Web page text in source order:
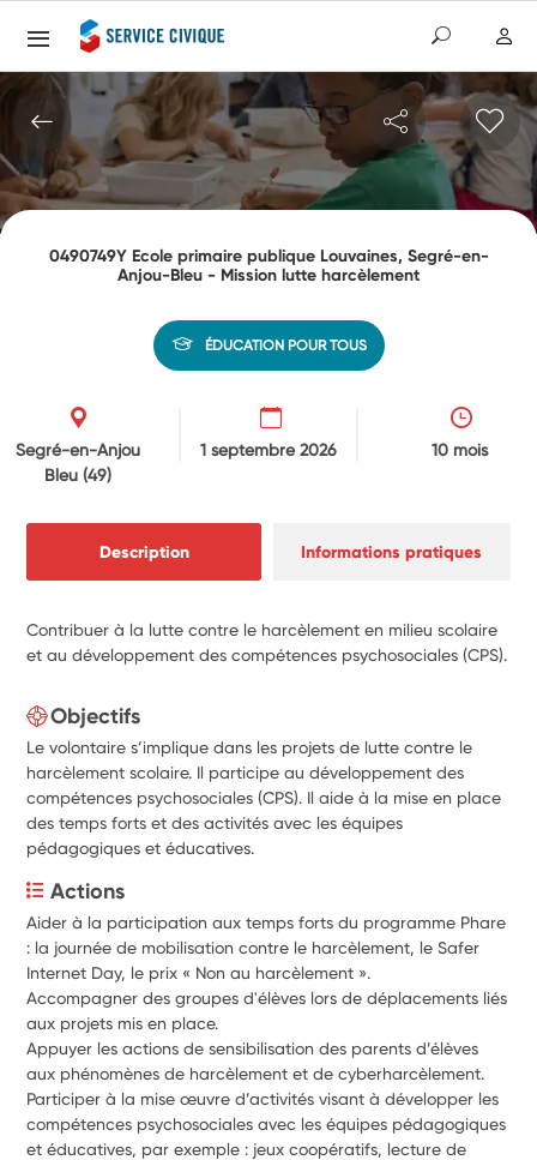
0490749Y Ecole primaire publique Louvaines, Segré-en-
Anjou-Bleu - Mission lutte harcèlement
ÉDUCATION POUR TOUS
Segré-en-Anjou
Bleu (49)
1 septembre 2026 10 mois
Description Informations pratiques
Contribuer à la lutte contre le harcèlement en milieu scolaire
et au développement des compétences psychosociales (CPS).
Objectifs
Le volontaire s’implique dans les projets de lutte contre le
harcèlement scolaire. Il participe au développement des
compétences psychosociales (CPS). Il aide à la mise en place
des temps forts et des activités avec les équipes
pédagogiques et éducatives.
Actions
Aider à la participation aux temps forts du programme Phare
: la journée de mobilisation contre le harcèlement, le Safer
Internet Day, le prix « Non au harcèlement ».
Accompagner des groupes d'élèves lors de déplacements liés
aux projets mis en place.
Appuyer les actions de sensibilisation des parents d’élèves
aux phénomènes de harcèlement et de cyberharcèlement.
Participer à la mise œuvre d’activités visant à développer les
compétences psychosociales avec les équipes pédagogiques
et éducatives, par exemple : jeux coopératifs, lecture de